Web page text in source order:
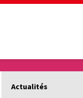
Actualités